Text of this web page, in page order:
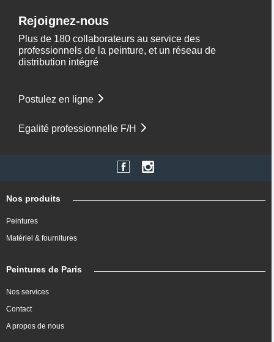
Rejoignez-nous
Plus de 180 collaborateurs au service des
professionnels de la peinture, et un réseau de
distribution intégré
Postulez en ligne
Egalité professionnelle F/H
Nos produits
Peintures
Matériel & fournitures
Peintures de Paris
Nos services
Contact
A propos de nous